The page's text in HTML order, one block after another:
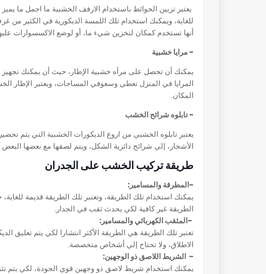
يعتبر تزيين الحوائط باستخدام الارفف الخشبية ما اجمل ما
للغاية، ويمكنك استخدام تلك اللمسة الديكورية في الكثير
أنها تستخدم كمكان لتخزين شيء ما، أو لوضع الاكسسوارات
- مرايا خشبية
يمكنك أن تحصل على مرأه خشبية الإطار، حيث أن يمكنك تجهيز
المرايا في المنزل تعطي وسعوفي المساحات، ويعتبر الإطار
المكان.
- تابلوه شرائح الخشب
يعتبر تابلوه الخشبي من اروع الديكورات الخشبية التي يتم
الأشجار، إلي شرائح دائرية الشكل، ويتم لصقها مع بعضها
طريقة تركيب الخشب على الجدران
-المطرقة والمسامير:
يمكنك استخدام تلك الطريقة، وتعتبر تلك الطريقة قديمة
الطريقة غير كافية لكي يحدث ثقب في الجدار.
-المثقب الكهربائي والمسامير:
تعتبر تلك الطريقة هي الطريقة الأكثر انتشارا لكي يتم تعليق
الاطلاق، ولا تحتاج إلي أشخاص متخصصة.
- الشريط اللاصق ذو الوجهين:
يمكنك استخدام شريط لاصق ذو وجهين قوي الجودة، لكي يتم